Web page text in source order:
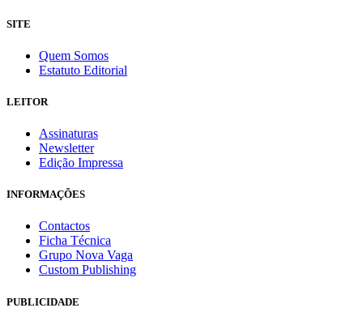
SITE
Quem Somos
Estatuto Editorial
LEITOR
Assinaturas
Newsletter
Edição Impressa
INFORMAÇÕES
Contactos
Ficha Técnica
Grupo Nova Vaga
Custom Publishing
PUBLICIDADE